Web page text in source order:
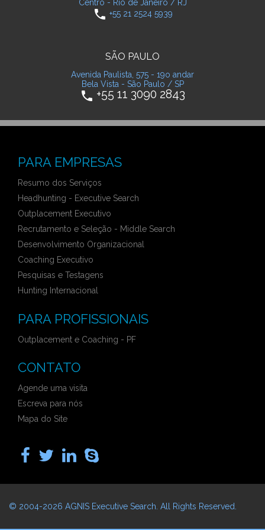
Centro - Rio de Janeiro / RJ
phone +55 21 2524 5939
SÃO PAULO
Avenida Paulista, 575 - 19o andar
Bela Vista - São Paulo / SP
phone +55 11 3090 2843
PARA EMPRESAS
Resumo dos Serviços
Headhunting - Executive Search
Outplacement Executivo
Recrutamento e Seleção - Middle Search
Desenvolvimento Organizacional
Coaching Executivo
Pesquisas e Testagens
Hunting Internacional
PARA PROFISSIONAIS
Outplacement e Coaching - PF
CONTATO
Agende uma visita
Escreva para nós
Mapa do Site
© 2004-2026 AGNIS Executive Search . All Rights Reserved.